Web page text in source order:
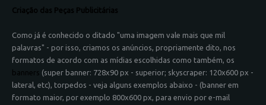
Criação das Peças Publicitárias
Como já é conhecido o ditado "uma imagem vale mais que mil
palavras" - por isso, criamos os anúncios, propriamente dito, nos
formatos de acordo com as mídias escolhidas como também, os
banners (super banner: 728x90 px - superior; skyscraper: 120x600 px -
lateral, etc), torpedos - veja alguns exemplos abaixo - (banner em
formato maior, por exemplo 800x600 px, para envio por e-mail